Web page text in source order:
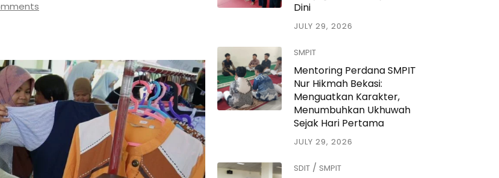
Dini
JULY 29, 2026
SMPIT
Mentoring Perdana SMPIT
Nur Hikmah Bekasi:
Menguatkan Karakter,
Menumbuhkan Ukhuwah
Sejak Hari Pertama
JULY 29, 2026
SDIT/ SMPIT